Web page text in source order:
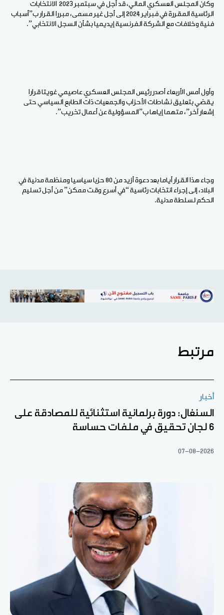
وكان المجلس العسكري المالي، قد أجل في سبتمبر 2023 الانتخابات
الرئاسية المقررة في فبراير 2024 إلى أجل غير مسمى، مبررا القرار ب”أسباب
فنية وخلافات مع الشركة الفرنسية إيديميا بشأن السجل الانتخابي”.
وأول أمس الأربعاء أصدر رئيس المجلس العسكري عاصيمي غويتا قرارا
يقضي بتعليق نشاطات الأحزاب والجمعيات ذات الطابع السياسي حتى
إشعار آخر”، متهما إياها ب”المسؤولية عن أعمال تخريب”.
وجاء هذا القرار أياما بعد دعوة أزيد من 80 حزبا سياسيا ومنظمة مدنية في
البلاد، إلى إجراء انتخابات رئاسية “في أسرع وقت ممكن” من أجل تسليم
الحكم لسلطة مدنية.
مرتبط
أخبار
السنغال: دورة برلمانية استثنائية للمصادقة على
6 لجان تحقيق في ملفات حساسة
07-08-2026